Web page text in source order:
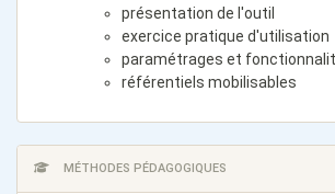
présentation de l'outil
exercice pratique d'utilisation
paramétrages et
référentiels mobilisables
MÉTHODES PÉDAGOGIQUES